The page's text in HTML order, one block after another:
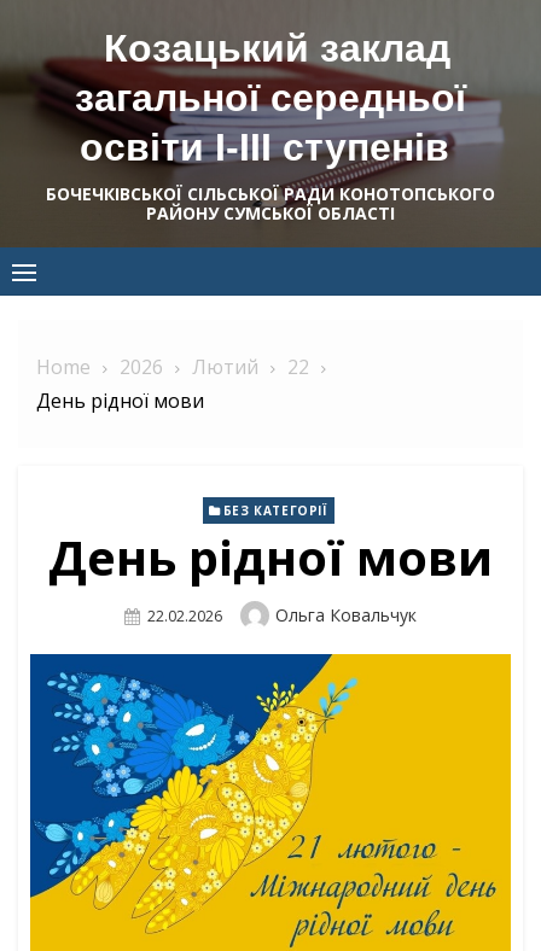
content
Козацький заклад
загальної середньої
освіти І-ІІІ ступенів
БОЧЕЧКІВСЬКОЇ СІЛЬСЬКОЇ РАДИ КОНОТОПСЬКОГО
РАЙОНУ СУМСЬКОЇ ОБЛАСТІ
Home 2026 Лютий
22
День рідної мови
БЕЗ КАТЕГОРІЇ
День рідної мови
Posted
22.02.2026 Author
Ольга Ковальчук